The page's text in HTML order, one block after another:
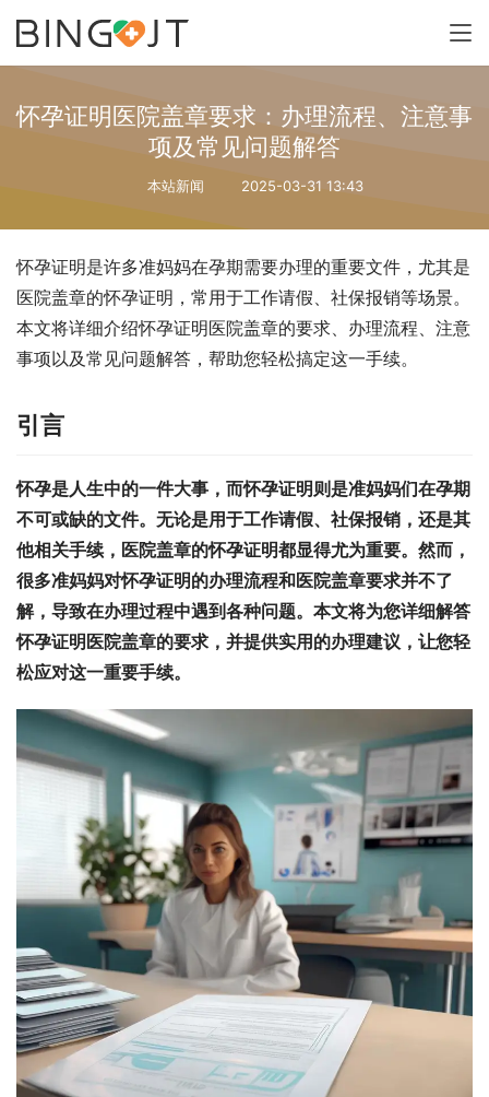
怀孕证明医院盖章要求：办理流程、注意事
项及常见问题解答
本站新闻 2025-03-31 13:43
怀孕证明是许多准妈妈在孕期需要办理的重要文件，尤其是
医院盖章的怀孕证明，常用于工作请假、社保报销等场景。
本文将详细介绍怀孕证明医院盖章的要求、办理流程、注意
事项以及常见问题解答，帮助您轻松搞定这一手续。
引言
怀孕是人生中的一件大事，而怀孕证明则是准妈妈们在孕期
不可或缺的文件。无论是用于工作请假、社保报销，还是其
他相关手续，医院盖章的怀孕证明都显得尤为重要。然而，
很多准妈妈对怀孕证明的办理流程和医院盖章要求并不了
解，导致在办理过程中遇到各种问题。本文将为您详细解答
怀孕证明医院盖章的要求，并提供实用的办理建议，让您轻
松应对这一重要手续。